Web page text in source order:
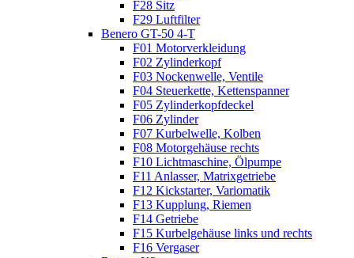
F28 Sitz
F29 Luftfilter
Benero GT-50 4-T
F01 Motorverkleidung
F02 Zylinderkopf
F03 Nockenwelle, Ventile
F04 Steuerkette, Kettenspanner
F05 Zylinderkopfdeckel
F06 Zylinder
F07 Kurbelwelle, Kolben
F08 Motorgehäuse rechts
F10 Lichtmaschine, Ölpumpe
F11 Anlasser, Matrixgetriebe
F12 Kickstarter, Variomatik
F13 Kupplung, Riemen
F14 Getriebe
F15 Kurbelgehäuse links und rechts
F16 Vergaser